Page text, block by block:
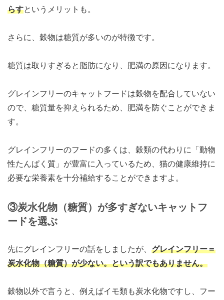
らすというメリットも。
さらに、穀物は糖質が多いのが特徴です。
糖質は取りすぎると脂肪になり、肥満の原因になります。
グレインフリーのキャットフードは穀物を配合していない
ので、糖質量を抑えられるため、肥満を防ぐことができま
す。
グレインフリーのフードの多くは、穀類の代わりに「動物
性たんぱく質」が豊富に入っているため、猫の健康維持に
必要な栄養素を十分補給することができますよ。
③炭水化物（糖質）が多すぎないキャットフ
ードを選ぶ
先にグレインフリーの話をしましたが、 グレインフリー＝
炭水化物（糖質）が少ない。という訳でもありません。
穀物以外で言うと、例えばイモ類も炭水化物ですし、フー